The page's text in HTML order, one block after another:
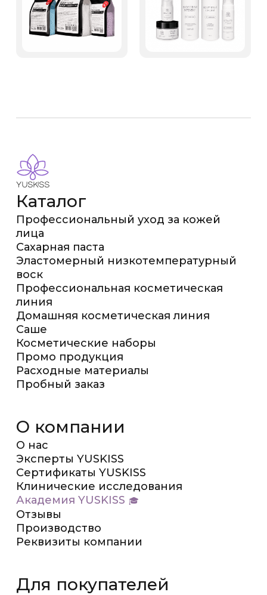
Каталог
Профессиональный уход за кожей
лица
Сахарная паста
Эластомерный низкотемпературный
воск
Профессиональная косметическая
линия
Домашняя косметическая линия
Саше
Косметические наборы
Промо продукция
Расходные материалы
Пробный заказ
О компании
О нас
Эксперты YUSKISS
Сертификаты YUSKISS
Клинические исследования
Академия YUSKISS
Отзывы
Производство
Реквизиты компании
Для покупателей